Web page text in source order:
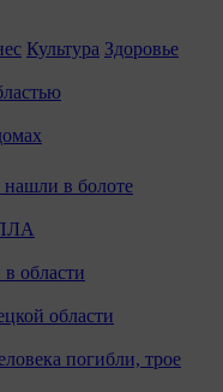
Культура Здоровье
в болоте
области
области
погибли, трое